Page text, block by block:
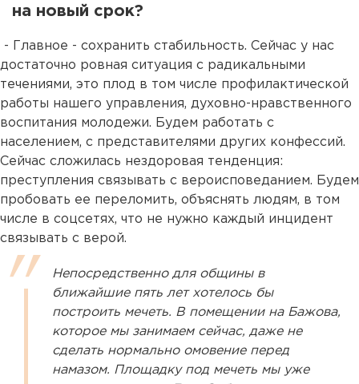
на новый срок?
- Главное - сохранить стабильность. Сейчас у нас
достаточно ровная ситуация с радикальными
течениями, это плод в том числе профилактической
работы нашего управления, духовно-нравственного
воспитания молодежи. Будем работать с
населением, с представителями других конфессий.
Сейчас сложилась нездоровая тенденция:
преступления связывать с вероисповеданием. Будем
пробовать ее переломить, объяснять людям, в том
числе в соцсетях, что не нужно каждый инцидент
связывать с верой.
Непосредственно для общины в
ближайшие пять лет хотелось бы
построить мечеть. В помещении на Бажова,
которое мы занимаем сейчас, даже не
сделать нормально омовение перед
намазом. Площадку под мечеть мы уже